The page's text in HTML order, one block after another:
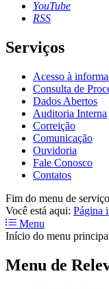
YouTube
RSS
Serviços
Acesso à
Consulta de
Dados Abertos
Auditoria Interna
Correição
Comunicação
Ouvidoria
Fale Conosco
Contatos
Fim do menu de
Você está aqui: Página
Menu
Início do menu
Menu de